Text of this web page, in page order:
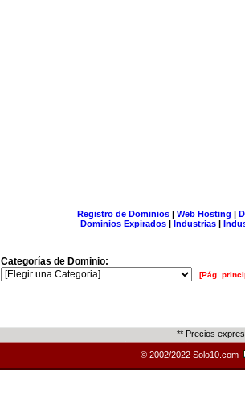
Registro de Dominios| Web Hosting |
Dominios Expirados | Industrias |
Categorías de Dominio:
[Pág.
** Precios
© 2002/2022 Solo10.com